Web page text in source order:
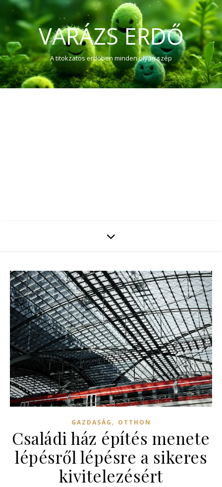
VARÁZS ERDŐ
A titokzatos erdőben minden olyan szép
GAZDASÁG , OTTHON
Családi ház építés menete
lépésről lépésre a sikeres
kivitelezésért